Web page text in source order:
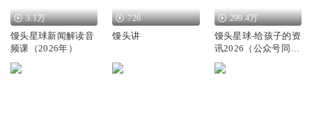
3.1万
馒头星球新闻解读音
频课（2026年）
726
馒头讲
299.4万
馒头星球-给孩子的资
讯2026（公众号同
名）